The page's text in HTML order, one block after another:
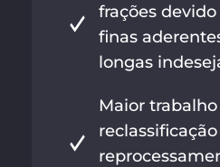
frações
finas
longas
Maior